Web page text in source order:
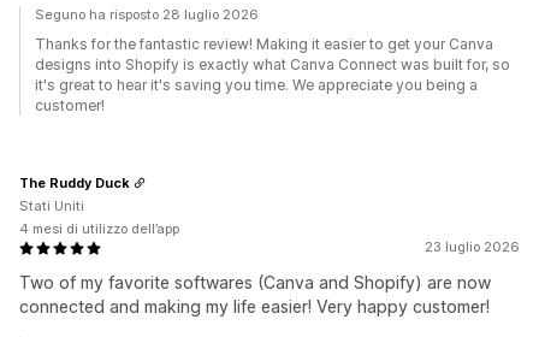
Seguno ha risposto 28 luglio 2026
Thanks for the fantastic review! Making it easier to get your Canva
designs into Shopify is exactly what Canva Connect was built for, so
it's great to hear it's saving you time. We appreciate you being a
customer!
23 luglio 2026
Two of my favorite softwares (Canva and Shopify) are now
connected and making my life easier! Very happy customer!
The Ruddy Duck
Stati Uniti
4 mesi di utilizzo dell’app